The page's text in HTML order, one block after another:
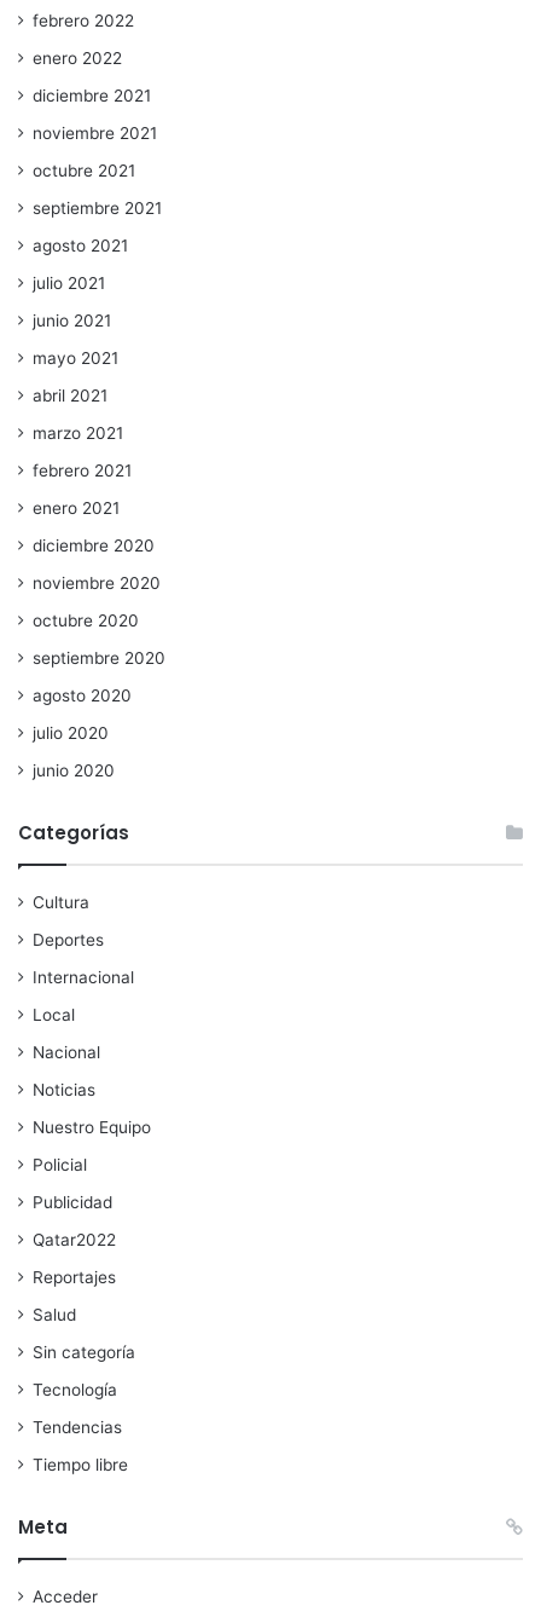
febrero 2022
enero 2022
diciembre 2021
noviembre 2021
octubre 2021
septiembre 2021
agosto 2021
julio 2021
junio 2021
mayo 2021
abril 2021
marzo 2021
febrero 2021
enero 2021
diciembre 2020
noviembre 2020
octubre 2020
septiembre 2020
agosto 2020
julio 2020
junio 2020
Categorías
Cultura
Deportes
Internacional
Local
Nacional
Noticias
Nuestro Equipo
Policial
Publicidad
Qatar2022
Reportajes
Salud
Sin categoría
Tecnología
Tendencias
Tiempo libre
Meta
Acceder